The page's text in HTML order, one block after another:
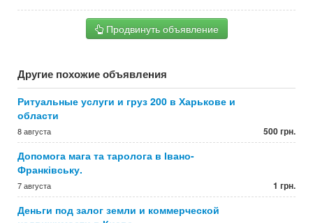
Продвинуть объявление
Другие похожие объявления
Ритуальные услуги и груз 200 в Харькове и
области
8 августа 500 грн.
Допомога мага та таролога в Івано-
Франківську.
7 августа 1 грн.
Деньги под залог земли и коммерческой